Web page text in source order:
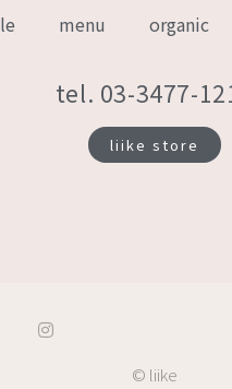
menu organic
tel. 03-3477-
liike store
© liike